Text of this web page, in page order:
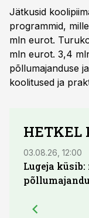
Jätkusid
programmid,
mln eurot.
mln eurot. 3,4
põllumajanduse
koolitused ja
HETKEL
03.08.26, 12:00
Lugeja